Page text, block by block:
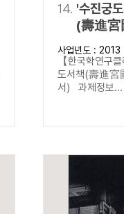
14. '수진궁
(壽進宮
(탈초·정
사업년도 : 2013
【한국학연
도서책(壽進宮
서) 과제정보...